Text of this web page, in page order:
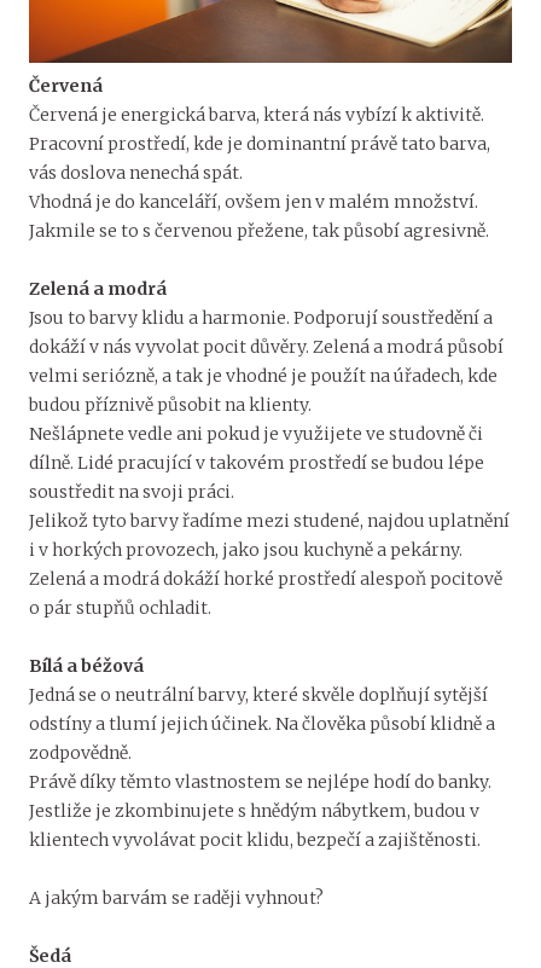
Červená
Červená je energická barva, která nás vybízí k aktivitě.
Pracovní prostředí, kde je dominantní právě tato barva,
vás doslova nenechá spát.
Vhodná je do kanceláří, ovšem jen v malém množství.
Jakmile se to s červenou přežene, tak působí agresivně.
Zelená a modrá
Jsou to barvy klidu a harmonie. Podporují soustředění a
dokáží v nás vyvolat pocit důvěry. Zelená a modrá působí
velmi seriózně, a tak je vhodné je použít na úřadech, kde
budou příznivě působit na klienty.
Nešlápnete vedle ani pokud je využijete ve studovně či
dílně. Lidé pracující v takovém prostředí se budou lépe
soustředit na svoji práci.
Jelikož tyto barvy řadíme mezi studené, najdou uplatnění
i v horkých provozech, jako jsou kuchyně a pekárny.
Zelená a modrá dokáží horké prostředí alespoň pocitově
o pár stupňů ochladit.
Bílá a béžová
Jedná se o neutrální barvy, které skvěle doplňují sytější
odstíny a tlumí jejich účinek. Na člověka působí klidně a
zodpovědně.
Právě díky těmto vlastnostem se nejlépe hodí do banky.
Jestliže je zkombinujete s hnědým nábytkem, budou v
klientech vyvolávat pocit klidu, bezpečí a zajištěnosti.
A jakým barvám se raději vyhnout?
Šedá